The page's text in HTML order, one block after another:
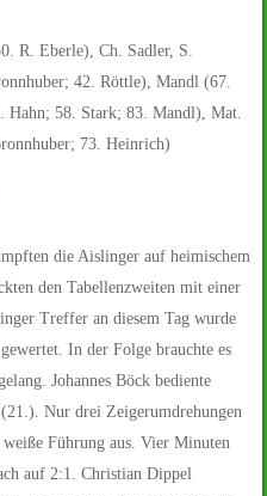
R. Eberle), Ch. Sadler, S.
42. Röttle), Mandl (67.
58. Stark; 83. Mandl), Mat.
73. Heinrich)
die Aislinger auf heimischem
den Tabellenzweiten mit einer
Treffer an diesem Tag wurde
In der Folge brauchte es
Johannes Böck bediente
Nur drei Zeigerumdrehungen
Führung aus. Vier Minuten
auf 2:1. Christian Dippel